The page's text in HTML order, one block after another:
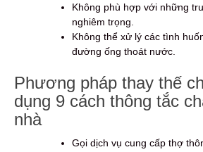
Không phù hợp với những
nghiêm trọng.
Không thể xử lý các tình
đường ống thoát nước.
Phương pháp thay thế
dụng 9 cách thông tắc
nhà
Gọi dịch vụ cung cấp thợ